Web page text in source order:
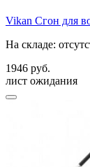
Vikan Сгон для
На складе:
1946 руб.
лист ожидания